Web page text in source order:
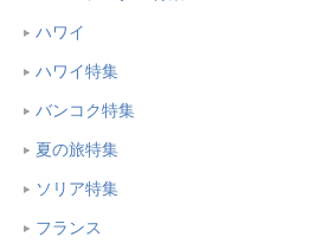
ハワイ
ハワイ特集
バンコク特集
夏の旅特集
ソリア特集
フランス